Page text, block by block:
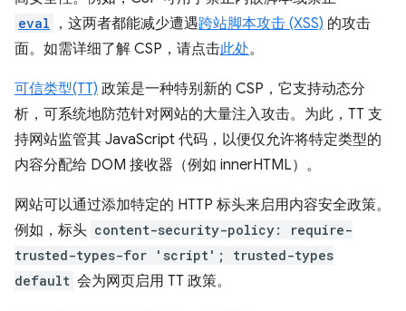
eval ，这两者都能减少遭遇跨站脚本攻击 (XSS) 的攻击
面。如需详细了解 CSP，请点击此处。
可信类型(TT) 政策是一种特别新的 CSP，它支持动态分
析，可系统地防范针对网站的大量注入攻击。为此，TT 支
持网站监管其 JavaScript 代码，以便仅允许将特定类型的
内容分配给 DOM 接收器（例如 innerHTML）。
网站可以通过添加特定的 HTTP 标头来启用内容安全政策。
例如，标头 content-security-policy: require-
trusted-types-for 'script'; trusted-types
default 会为网页启用 TT 政策。